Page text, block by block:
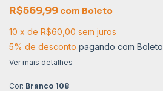
R$569,99 com Boleto
10 x de R$60,00 sem juros
5% de desconto pagando com Boleto
Ver mais detalhes
Cor: Branco 108